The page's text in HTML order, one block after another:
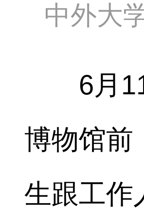
中外大
6月11
博物馆前
生跟工作